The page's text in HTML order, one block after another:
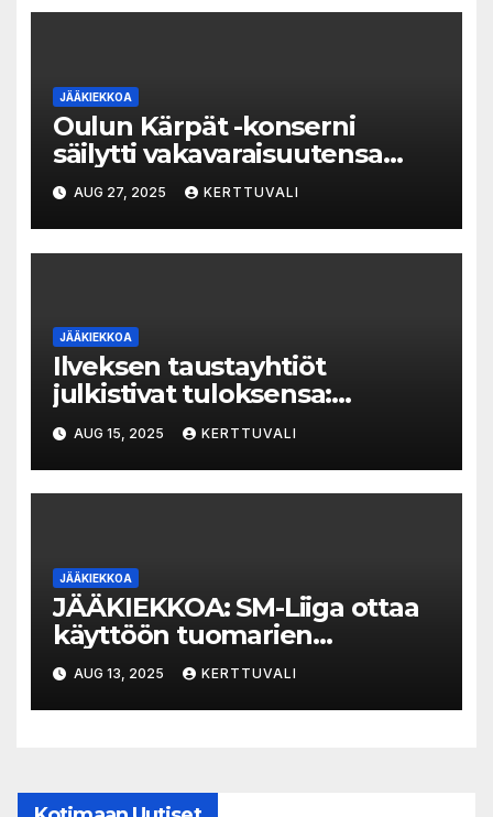
JÄÄKIEKKOA
Oulun Kärpät -konserni
säilytti vakavaraisuutensa
vaikeallakin kaudella
AUG 27, 2025 KERTTUVALI
JÄÄKIEKKOA
Ilveksen taustayhtiöt
julkistivat tuloksensa:
jääkiekossa tappiota,
jalkapallossa voittoa
AUG 15, 2025 KERTTUVALI
JÄÄKIEKKOA
JÄÄKIEKKOA: SM-Liiga ottaa
käyttöön tuomarien
hallikuulutukset otteluissa –
järjestelmää testataan
harjoituskaudella
AUG 13, 2025 KERTTUVALI